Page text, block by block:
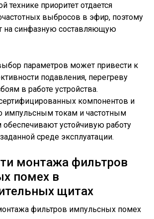
технике приоритет отдается
выбросов в эфир, поэтому
на синфазную составляющую
параметров может привести к
подавления, перегреву
в работе устройства.
компонентов и
импульсным токам и частотным
обеспечивают устойчивую работу
среде эксплуатации.
монтажа фильтров
помех в
щитах